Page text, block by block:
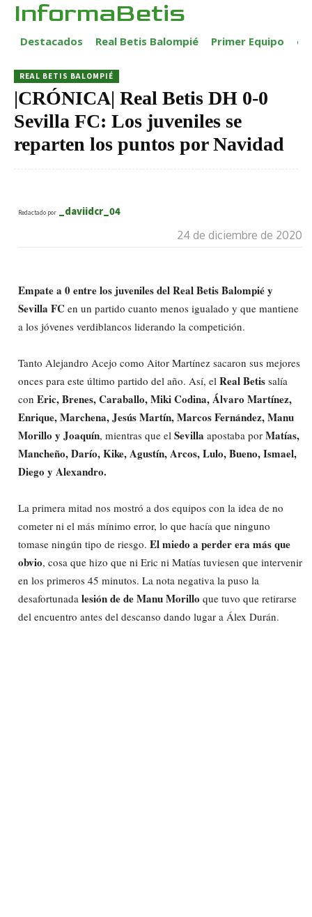
InformaBetis
Destacados Real Betis Balompié Primer Equipo
REAL BETIS BALOMPIÉ
|CRÓNICA| Real Betis DH 0-0
Sevilla FC: Los juveniles se
reparten los puntos por Navidad
Redactado por _daviidcr_04
24 de diciembre de 2020
Empate a 0 entre los juveniles del Real Betis Balompié y
Sevilla FC en un partido cuanto menos igualado y que mantiene
a los jóvenes verdiblancos liderando la competición.
Tanto Alejandro Acejo como Aitor Martínez sacaron sus mejores
onces para este último partido del año. Así, el Real Betis salía
con Eric, Brenes, Caraballo, Miki Codina, Álvaro Martínez,
Enrique, Marchena, Jesús Martín, Marcos Fernández, Manu
Morillo y Joaquín, mientras que el Sevilla apostaba por Matías,
Mancheño, Darío, Kike, Agustín, Arcos, Lulo, Bueno, Ismael,
Diego y Alexandro.
La primera mitad nos mostró a dos equipos con la idea de no
cometer ni el más mínimo error, lo que hacía que ninguno
tomase ningún tipo de riesgo. El miedo a perder era más que
obvio, cosa que hizo que ni Eric ni Matías tuviesen que intervenir
en los primeros 45 minutos. La nota negativa la puso la
desafortunada lesión de de Manu Morillo que tuvo que retirarse
del encuentro antes del descanso dando lugar a Álex Durán.